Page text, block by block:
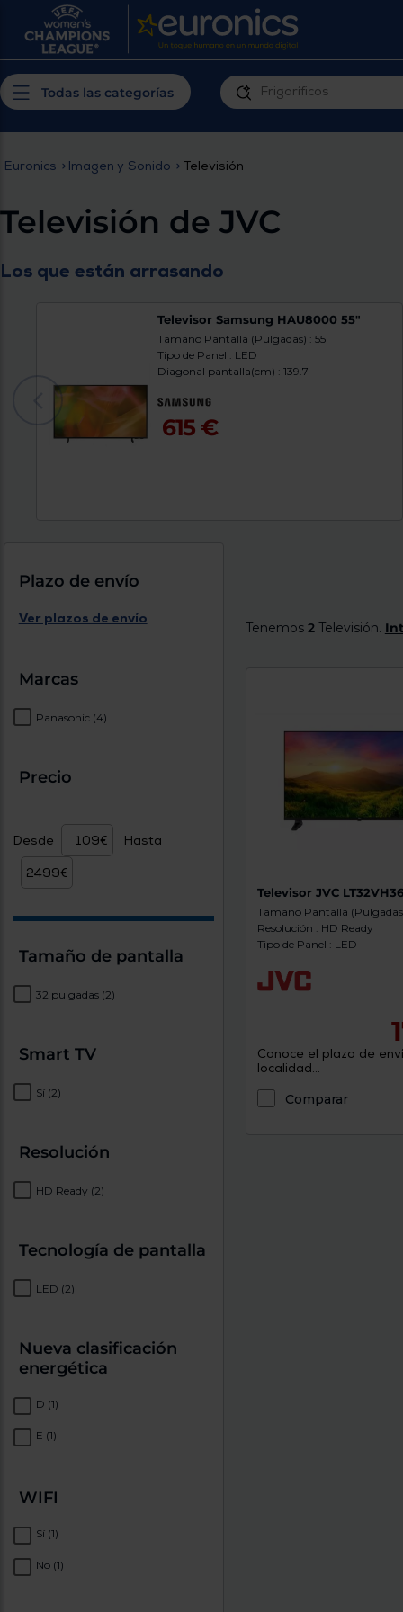
Personaliza tu
ti y con mejor plazo de entrega
Todas las categorías
Euronics > Imagen y Sonido > Televisión
Televisión de JVC
Los que están arrasando
Televisor Samsung HAU8000 55"
Tamaño Pantalla (Pulgadas) : 55
Tipo de Panel : LED
Diagonal pantalla(cm) : 139.7
615 €
Plazo de envío
Ver plazos de envío
Marcas
Panasonic (4)
Precio
Desde Hasta
Tamaño de pantalla
32 pulgadas (2)
Smart TV
Sí (2)
Resolución
HD Ready (2)
Tecnología de pantalla
LED (2)
Nueva clasificación
energética
D (1)
E (1)
WIFI
Sí (1)
No (1)
Tenemos 2Televisión.
Televisor JVC
Tamaño Pantalla
Resolución : HD Ready
Tipo de Panel : LED
Conoce el plazo de
localidad...
Comparar